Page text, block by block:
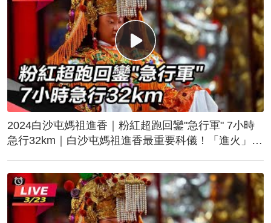
2024白沙屯媽祖進香｜粉紅超跑回鑾"急行軍" 7小時
急行32km｜白沙屯媽祖進香最重要科儀！「進火」儀